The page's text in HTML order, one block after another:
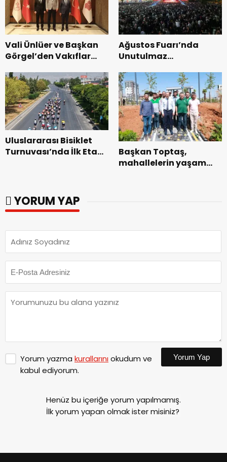
Vali Ünlüer ve Başkan
Görgel’den Vakıflar
ziyaret.
Ağustos Fuarı’nda
Unutulmaz
Uluslararası Bisiklet
Turnuvası’nda İlk Etap
Başkan Toptaş,
mahallelerin yaşam
YORUM YAP
Yorum yazma kurallarınıokudum ve
kabul ediyorum.
Yorum Yap
Henüz bu içeriğe yorum yapılmamış.
İlk yorum yapan olmak ister misiniz?